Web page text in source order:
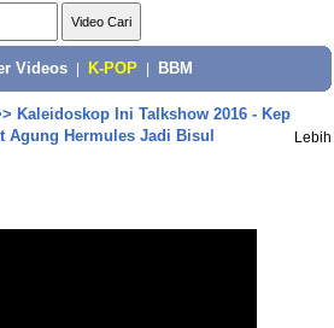
Videos K-POP BBM
Kaleidoskop Ini Talkshow 2016 - Kep
Agung Hermules Jadi Bisul
Lebih